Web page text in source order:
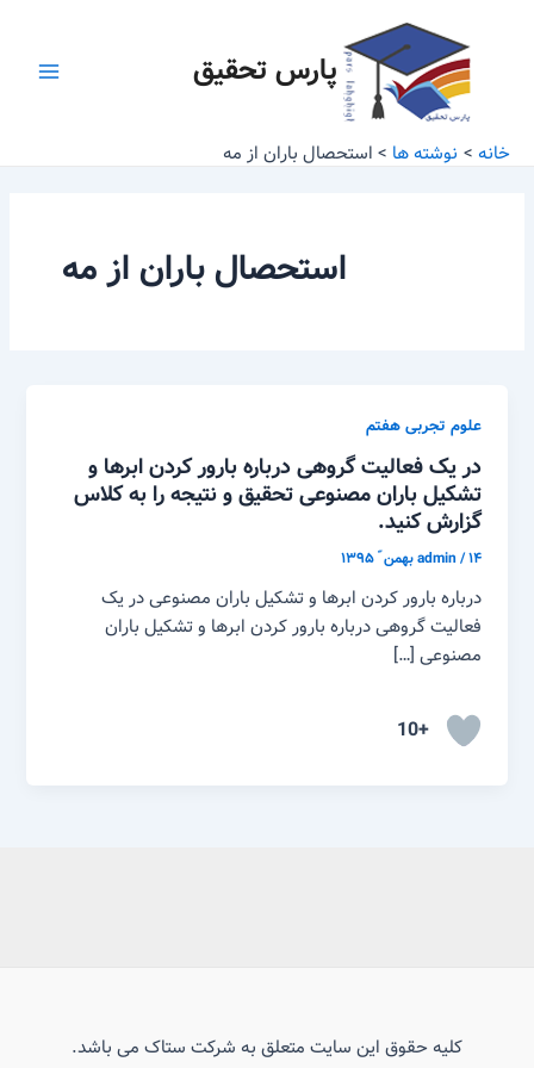
پارس تحقیق
خانه نوشته ها استحصال باران از مه
استحصال باران از مه
علوم تجربی هفتم
در یک فعالیت گروهی درباره بارور کردن ابرها و
تشکیل باران مصنوعی تحقیق و نتیجه را به کلاس
گزارش کنید.
admin/۱۴ بهمن ّ ۱۳۹۵
درباره بارور کردن ابرها و تشکیل باران مصنوعی در یک
فعالیت گروهی درباره بارور کردن ابرها و تشکیل باران
مصنوعی […]
+10
کلیه حقوق این سایت متعلق به شرکت ستاک می باشد.